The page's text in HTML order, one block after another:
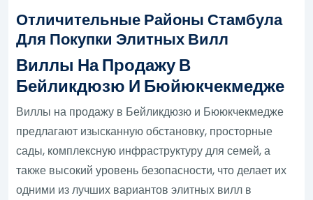
Отличительные Районы Стамбула
Для Покупки Элитных Вилл
Виллы На Продажу В
Бейликдюзю И Бюйюкчекмедже
Виллы на продажу в Бейликдюзю и Бююкчекмедже
предлагают изысканную обстановку, просторные
сады, комплексную инфраструктуру для семей, а
также высокий уровень безопасности, что делает их
одними из лучших вариантов элитных вилл в